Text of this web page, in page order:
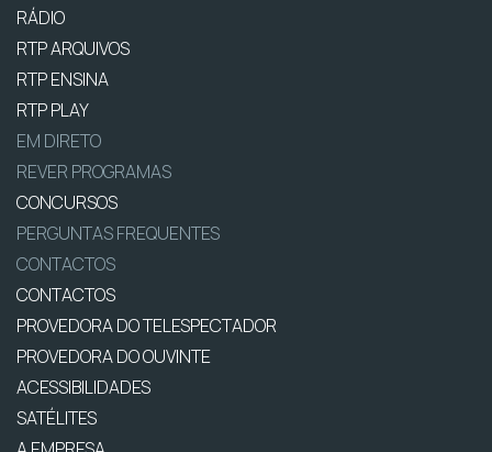
RÁDIO
RTP ARQUIVOS
RTP ENSINA
RTP PLAY
EM DIRETO
REVER PROGRAMAS
CONCURSOS
PERGUNTAS FREQUENTES
CONTACTOS
CONTACTOS
PROVEDORA DO TELESPECTADOR
PROVEDORA DO OUVINTE
ACESSIBILIDADES
SATÉLITES